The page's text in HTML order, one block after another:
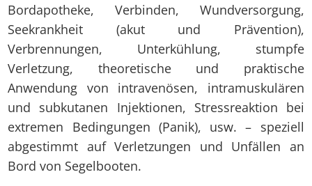
Bordapotheke, Verbinden, Wundversorgung,
Seekrankheit (akut und Prävention),
Verbrennungen, Unterkühlung, stumpfe
Verletzung, theoretische und praktische
Anwendung von intravenösen, intramuskulären
und subkutanen Injektionen, Stressreaktion bei
extremen Bedingungen (Panik), usw. – speziell
abgestimmt auf Verletzungen und Unfällen an
Bord von Segelbooten.